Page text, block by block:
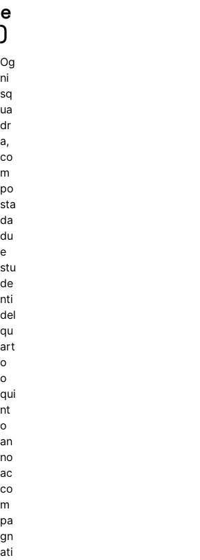
e
)
Og
ni
sq
ua
dr
a,
co
m
po
sta
da
du
e
stu
de
nti
del
qu
art
o
o
qui
nt
o
an
no
ac
co
m
pa
gn
ati